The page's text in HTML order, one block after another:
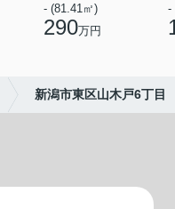
- (81.41㎡)
290万円
-
新潟市東区山木戸6丁目